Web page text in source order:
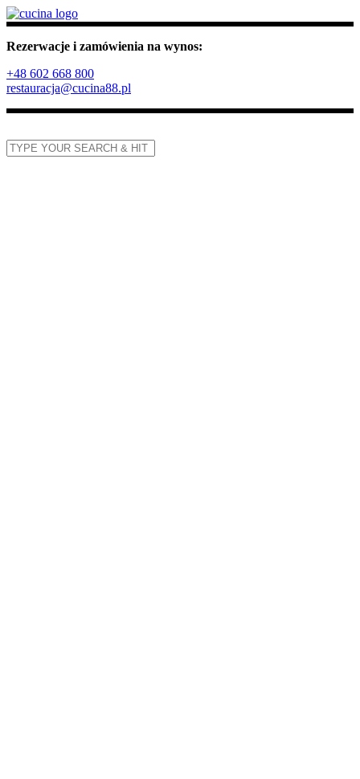
Rezerwacje i zamówienia na wynos:
+48 602 668 800
restauracja@cucina88.pl